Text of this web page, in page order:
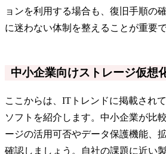
ョンを利用する場合も、復旧手順の
に迷わない体制を整えることが重要で
中小企業向けストレージ仮想
ここからは、ITトレンドに掲載され
ソフトを紹介します。中小企業が比
ージの活用可否やデータ保護機能、
確認しましょう。自社の課題に近い